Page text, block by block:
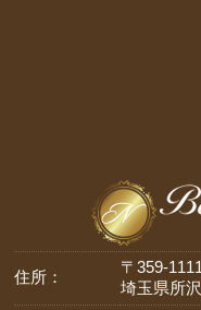
住所：
〒359-1111
埼玉県所